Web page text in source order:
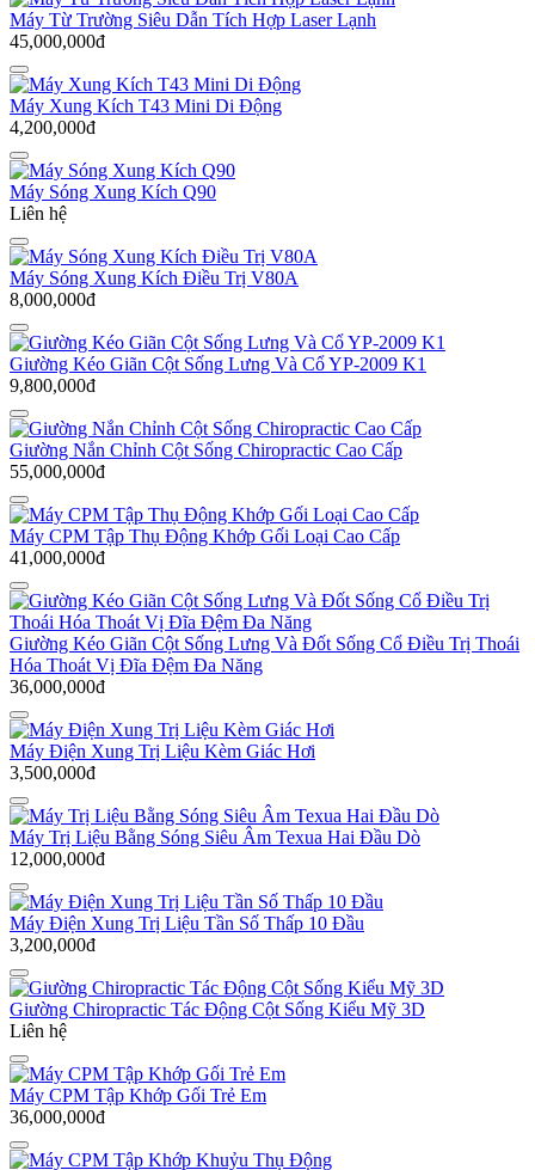
Máy Từ Trường Siêu Dẫn Tích Hợp Laser Lạnh
45,000,000đ
Máy Xung Kích T43 Mini Di Động
4,200,000đ
Máy Sóng Xung Kích Q90
Liên hệ
Máy Sóng Xung Kích Điều Trị V80A
8,000,000đ
Giường Kéo Giãn Cột Sống Lưng Và Cổ YP-2009 K1
9,800,000đ
Giường Nắn Chỉnh Cột Sống Chiropractic Cao Cấp
55,000,000đ
Máy CPM Tập Thụ Động Khớp Gối Loại Cao Cấp
41,000,000đ
Giường Kéo Giãn Cột Sống Lưng Và Đốt Sống Cổ Điều Trị Thoái
Hóa Thoát Vị Đĩa Đệm Đa Năng
36,000,000đ
Máy Điện Xung Trị Liệu Kèm Giác Hơi
3,500,000đ
Máy Trị Liệu Bằng Sóng Siêu Âm Texua Hai Đầu Dò
12,000,000đ
Máy Điện Xung Trị Liệu Tần Số Thấp 10 Đầu
3,200,000đ
Giường Chiropractic Tác Động Cột Sống Kiểu Mỹ 3D
Liên hệ
Máy CPM Tập Khớp Gối Trẻ Em
36,000,000đ